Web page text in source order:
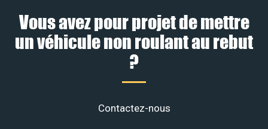
Vous avez pour projet de mettre
un véhicule non roulant au rebut
?
Contactez-nous